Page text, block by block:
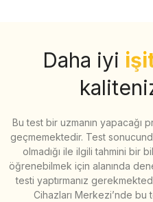
Daha iyi
Bu test bir uzmanın yapacağı
geçmemektedir. Test
olmadığı ile ilgili tahmini bir
öğrenebilmek için alanında
testi yaptırmanız
Cihazları Merkezi’nde bu